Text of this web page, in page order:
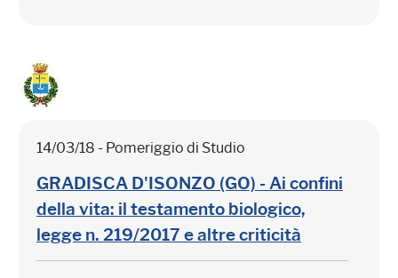
14/03/18 - Pomeriggio di Studio
GRADISCA D'ISONZO (GO) - Ai confini
della vita: il testamento biologico,
legge n. 219/2017 e altre criticità